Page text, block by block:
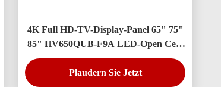
4K Full HD-TV-Display-Panel 65" 75"
85" HV650QUB-F9A LED-Open Cell-
Panel
Plaudern Sie Jetzt